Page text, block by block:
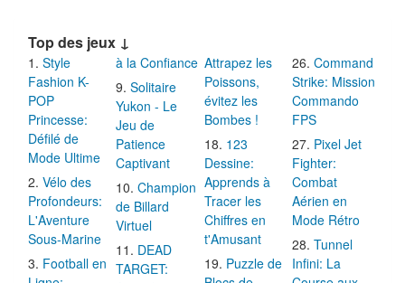
Top des jeux ↓
Style
Fashion K-
POP
Princesse:
Défilé de
Mode Ultime
Vélo des
Profondeurs:
L'Aventure
Sous-Marine
Football en
à la Confiance
Solitaire
Yukon - Le
Jeu de
Patience
Captivant
Champion
de Billard
Virtuel
DEAD
TARGET:
Attrapez les
Poissons,
évitez les
Bombes !
123
Dessine:
Apprends à
Tracer les
Chiffres en
t'Amusant
Puzzle de
Command
Strike: Mission
Commando
FPS
Pixel Jet
Fighter:
Combat
Aérien en
Mode Rétro
Tunnel
Infini: La